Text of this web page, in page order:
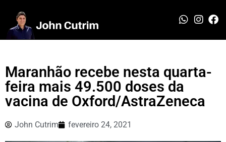
Maranhão recebe nesta quarta-
feira mais 49.500 doses da
vacina de Oxford/AstraZeneca
John Cutrim fevereiro 24, 2021